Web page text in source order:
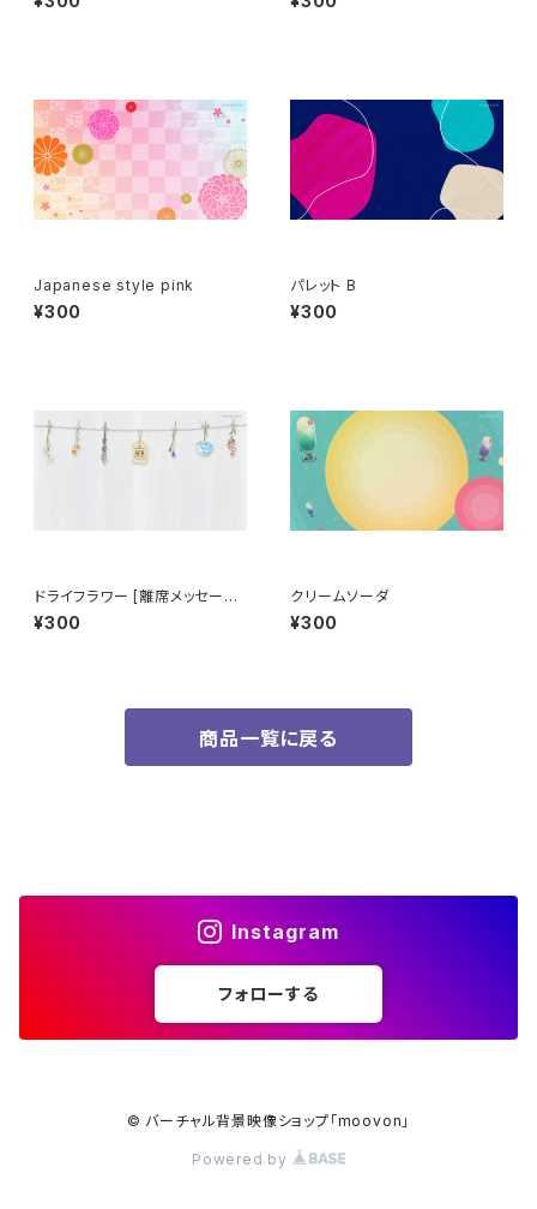
Japanese style pink
¥300
パレット B
¥300
ドライフラワー [離席メッセージ
有]
¥300
クリームソーダ
¥300
商品一覧に戻る
Instagram
フォローする
© バーチャル背景映像ショップ「moovon」
Powered by